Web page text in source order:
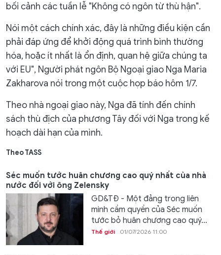
bối cảnh các tuần lễ "Không có ngôn từ thù hận".
Nói một cách chính xác, đây là những điều kiện cần
phải đáp ứng để khởi động quá trình bình thường
hóa, hoặc ít nhất là ổn định, quan hệ giữa chúng ta
với EU", Người phát ngôn Bộ Ngoại giao Nga Maria
Zakharova nói trong một cuộc họp báo hôm 1/7.
Theo nhà ngoại giao này, Nga đã tính đến chính
sách thù địch của phương Tây đối với Nga trong kế
hoạch dài hạn của mình.
Theo TASS
Séc muốn tước huân chương cao quý nhất của nhà
nước đối với ông Zelensky
GD&TĐ - Một đảng trong liên
minh cầm quyền của Séc muốn
tước bỏ huân chương cao quý...
Thế giới 01/07/2026 11:00